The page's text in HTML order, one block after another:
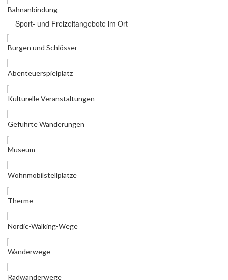
Bahnanbindung
Sport- und Freizeitangebote im Ort
Burgen und Schlösser
Abenteuerspielplatz
Kulturelle Veranstaltungen
Geführte Wanderungen
Museum
Wohnmobilstellplätze
Therme
Nordic-Walking-Wege
Wanderwege
Radwanderwege